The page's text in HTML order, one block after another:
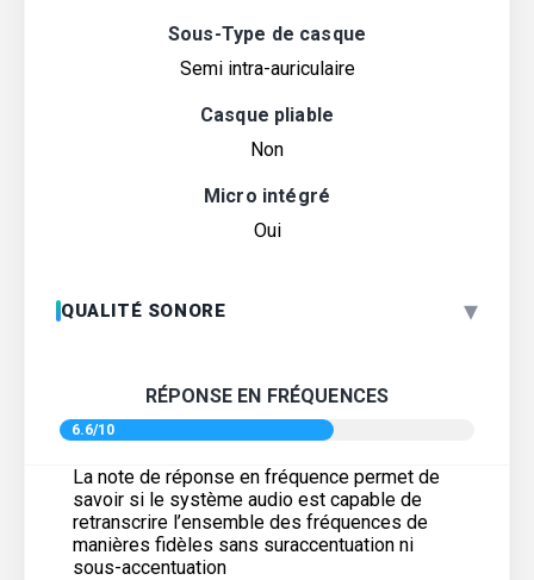
Sous-Type de casque
Semi intra-auriculaire
Casque pliable
Non
Micro intégré
Oui
QUALITÉ SONORE ▾
RÉPONSE EN FRÉQUENCES
6.6/10
La note de réponse en fréquence permet de
savoir si le système audio est capable de
retranscrire l’ensemble des fréquences de
manières fidèles sans suraccentuation ni
sous-accentuation